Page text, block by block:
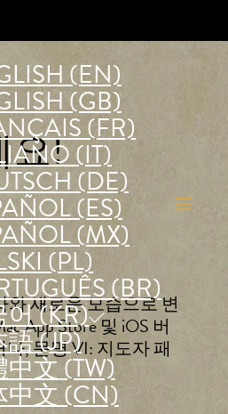
(EN)
(GB)
(FR)
(IT)
(DE)
(ES)
(MX)
(PL)
(BR)
어 (KR)
(JP)
文 (TW)
中文 (CN)
요!
와 새로운 모습으로 변
App Store 및 iOS 버
, 문명 VI: 지도자 패